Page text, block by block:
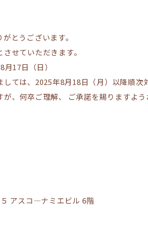
とうございます。
せていただきます。
17日（日）
ては、2025年8月18日（月）以降順次
、何卒ご理解、 ご承諾を賜りますよう
アスコ―ナミエビル 6階